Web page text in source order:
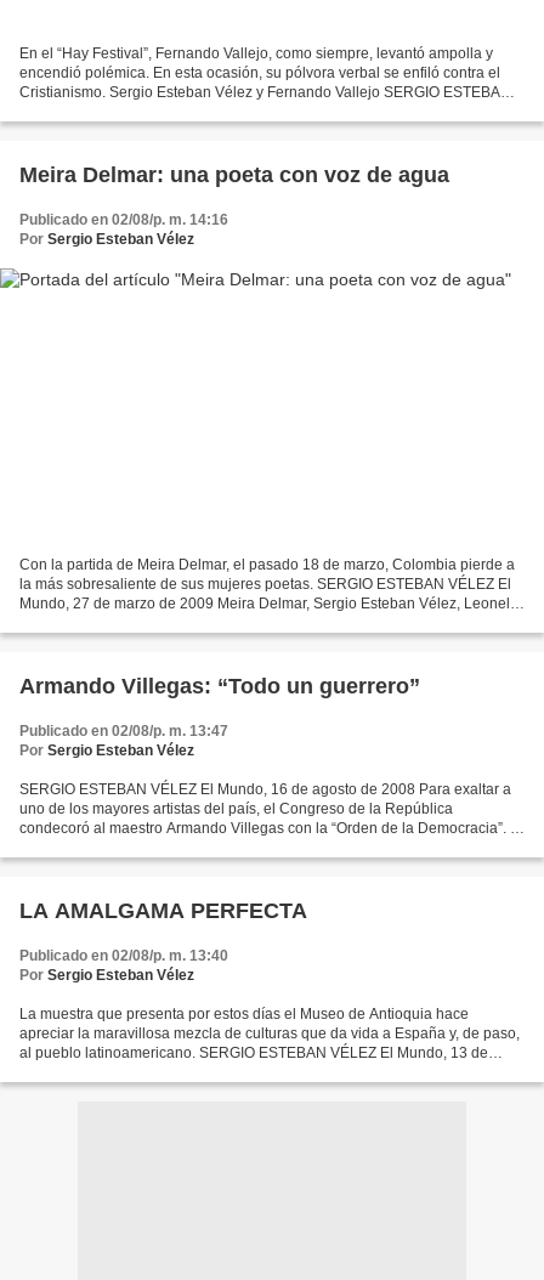
En el “Hay Festival”, Fernando Vallejo, como siempre, levantó ampolla y
encendió polémica. En esta ocasión, su pólvora verbal se enfiló contra el
Cristianismo. Sergio Esteban Vélez y Fernando Vallejo SERGIO ESTEBAN
Meira Delmar: una poeta con voz de agua
Publicado en 02/08/p. m. 14:16
Por Sergio Esteban Vélez
Con la partida de Meira Delmar, el pasado 18 de marzo, Colombia pierde a
la más sobresaliente de sus mujeres poetas. SERGIO ESTEBAN VÉLEZ El
Mundo, 27 de marzo de 2009 Meira Delmar, Sergio Esteban Vélez, Leonel
Armando Villegas: “Todo un guerrero”
Publicado en 02/08/p. m. 13:47
Por Sergio Esteban Vélez
SERGIO ESTEBAN VÉLEZ El Mundo, 16 de agosto de 2008 Para exaltar a
uno de los mayores artistas del país, el Congreso de la República
condecoró al maestro Armando Villegas con la “Orden de la Democracia”. El
LA AMALGAMA PERFECTA
Publicado en 02/08/p. m. 13:40
Por Sergio Esteban Vélez
La muestra que presenta por estos días el Museo de Antioquia hace
apreciar la maravillosa mezcla de culturas que da vida a España y, de paso,
al pueblo latinoamericano. SERGIO ESTEBAN VÉLEZ El Mundo, 13 de